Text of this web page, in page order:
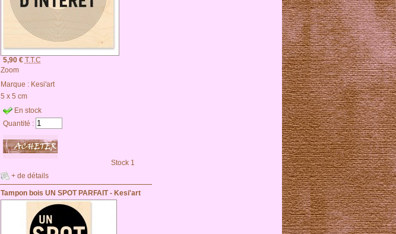
5,90 € T.T.C
Zoom
Marque : Kesi'art
5 x 5 cm
En stock
Quantité :
Stock 1
+ de détails
Tampon bois UN SPOT PARFAIT - Kesi'art